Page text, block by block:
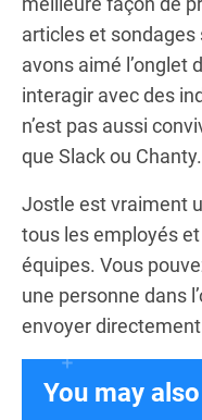
articles et sondages
avons aimé l’onglet
interagir avec des
n’est pas aussi
que Slack ou Chanty.
Jostle est vraiment
tous les employés
équipes. Vous
une personne dans
envoyer
You may